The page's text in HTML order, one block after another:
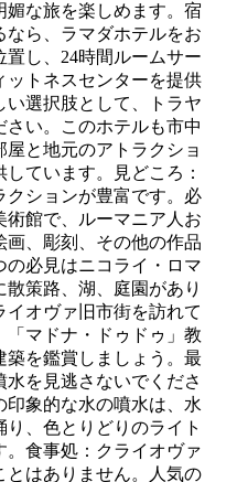
媚な旅を楽しめます。宿
ら、ラマダホテルをお
し、24時間ルームサー
ットネスセンターを提供
い選択肢として、トラヤ
さい。このホテルも市中
と地元のアトラクショ
ています。見どころ：
クションが豊富です。必
館で、ルーマニア人お
画、彫刻、その他の作品
の必見はニコライ・ロマ
策路、湖、庭園があり
イオヴァ旧市街を訪れて
「マドナ・ドゥドゥ」教
築を鑑賞しましょう。最
を見逃さないでくださ
印象的な水の噴水は、水
、色とりどりのライト
。食事処：クライオヴァ
とはありません。人気の